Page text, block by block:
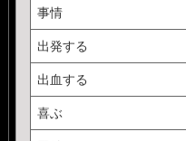
事情
出発する
出血する
喜ぶ